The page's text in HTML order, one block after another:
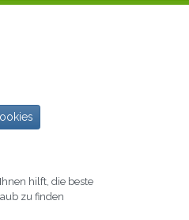
hilft, die beste
zu finden